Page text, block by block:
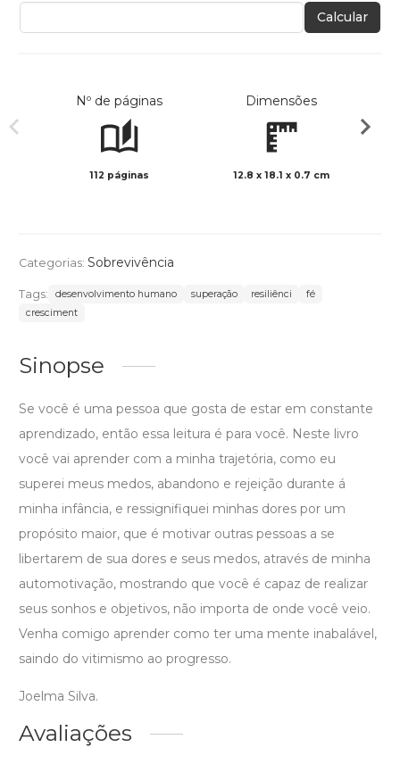
Calcular
Nº de páginas
112 páginas
Dimensões
12.8 x 18.1 x 0.7 cm
Categorias: Sobrevivência
Tags: desenvolvimento humano superação resiliênci
fé
cresciment
Sinopse
Se você é uma pessoa que gosta de estar em constante
aprendizado, então essa leitura é para você. Neste livro
você vai aprender com a minha trajetória, como eu
superei meus medos, abandono e rejeição durante á
minha infância, e ressignifiquei minhas dores por um
propósito maior, que é motivar outras pessoas a se
libertarem de sua dores e seus medos, através de minha
automotivação, mostrando que você é capaz de realizar
seus sonhos e objetivos, não importa de onde você veio.
Venha comigo aprender como ter uma mente inabalável,
saindo do vitimismo ao progresso.
Joelma Silva.
Avaliações